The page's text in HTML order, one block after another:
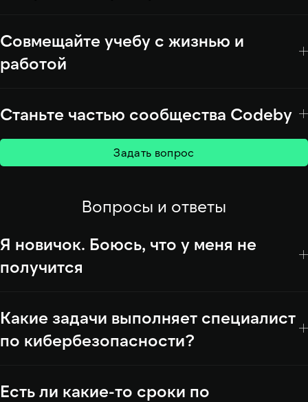
Совмещайте учебу с жизнью и
работой
Станьте частью сообщества Codeby
Задать вопрос
Вопросы и ответы
Я новичок. Боюсь, что у меня не
получится
Какие задачи выполняет специалист
по кибербезопасности?
Есть ли какие-то сроки по